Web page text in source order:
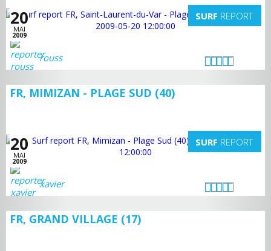
20
MAI
2009
SURF REPORT
rouss
FR, MIMIZAN - PLAGE SUD (40)
20
MAI
2009
SURF REPORT
xavier
FR, GRAND VILLAGE (17)